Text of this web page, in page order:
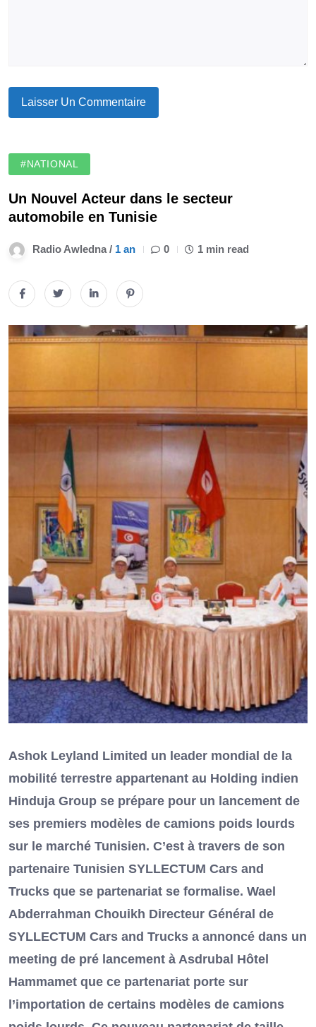
#NATIONAL
Un Nouvel Acteur dans le secteur
automobile en Tunisie
Radio Awledna / 1 an 0 1 min read
Ashok Leyland Limited un leader mondial de la
mobilité terrestre appartenant au Holding indien
Hinduja Group se prépare pour un lancement de
ses premiers modèles de camions poids lourds
sur le marché Tunisien. C’est à travers de son
partenaire Tunisien SYLLECTUM Cars and
Trucks que se partenariat se formalise. Wael
Abderrahman Chouikh Directeur Général de
SYLLECTUM Cars and Trucks a annoncé dans un
meeting de pré lancement à Asdrubal Hôtel
Hammamet que ce partenariat porte sur
l’importation de certains modèles de camions